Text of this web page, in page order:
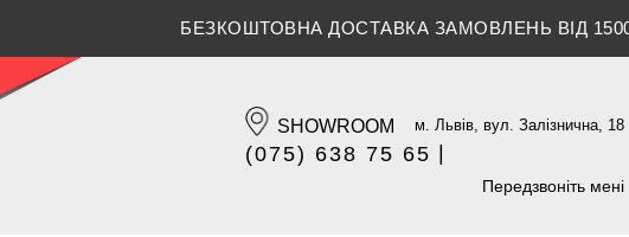
ЗНИЖКА 5% ПРИ ОПЛАТІ БАНКІВСЬКОЮ
SHOWROOM м. Львів, вул. Залізнична, 18
(075) 638 75 65
(096) 609 84 32
Передзвоніть мені